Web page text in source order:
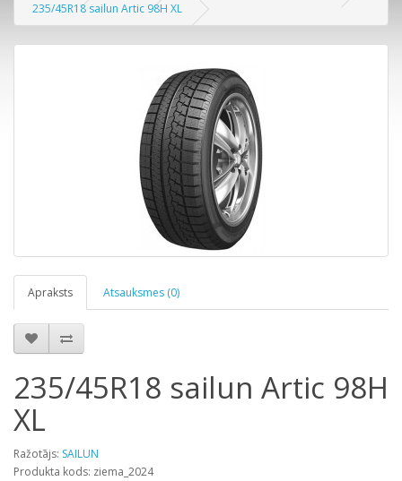
235/45R18 sailun Artic 98H XL
Apraksts Atsauksmes (0)
235/45R18 sailun Artic 98H
XL
Ražotājs: SAILUN
Produkta kods: ziema_2024